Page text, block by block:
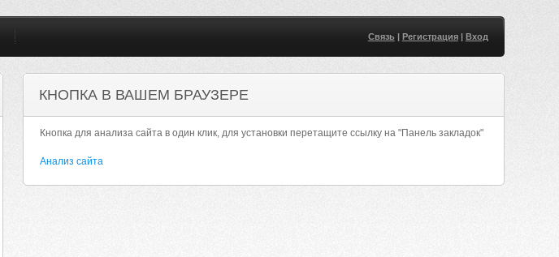
Связь| Регистрация| Вход
КНОПКА В ВАШЕМ БРАУЗЕРЕ
Кнопка для анализа сайта в один клик, для установки перетащите ссылку на "Панель закладок"
Анализ сайта